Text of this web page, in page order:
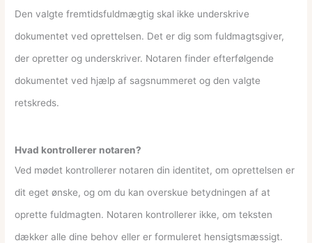
Den valgte fremtidsfuldmægtig skal ikke underskrive
dokumentet ved oprettelsen. Det er dig som fuldmagtsgiver,
der opretter og underskriver. Notaren finder efterfølgende
dokumentet ved hjælp af sagsnummeret og den valgte
retskreds.
Hvad kontrollerer notaren?
Ved mødet kontrollerer notaren din identitet, om oprettelsen er
dit eget ønske, og om du kan overskue betydningen af at
oprette fuldmagten. Notaren kontrollerer ikke, om teksten
dækker alle dine behov eller er formuleret hensigtsmæssigt.